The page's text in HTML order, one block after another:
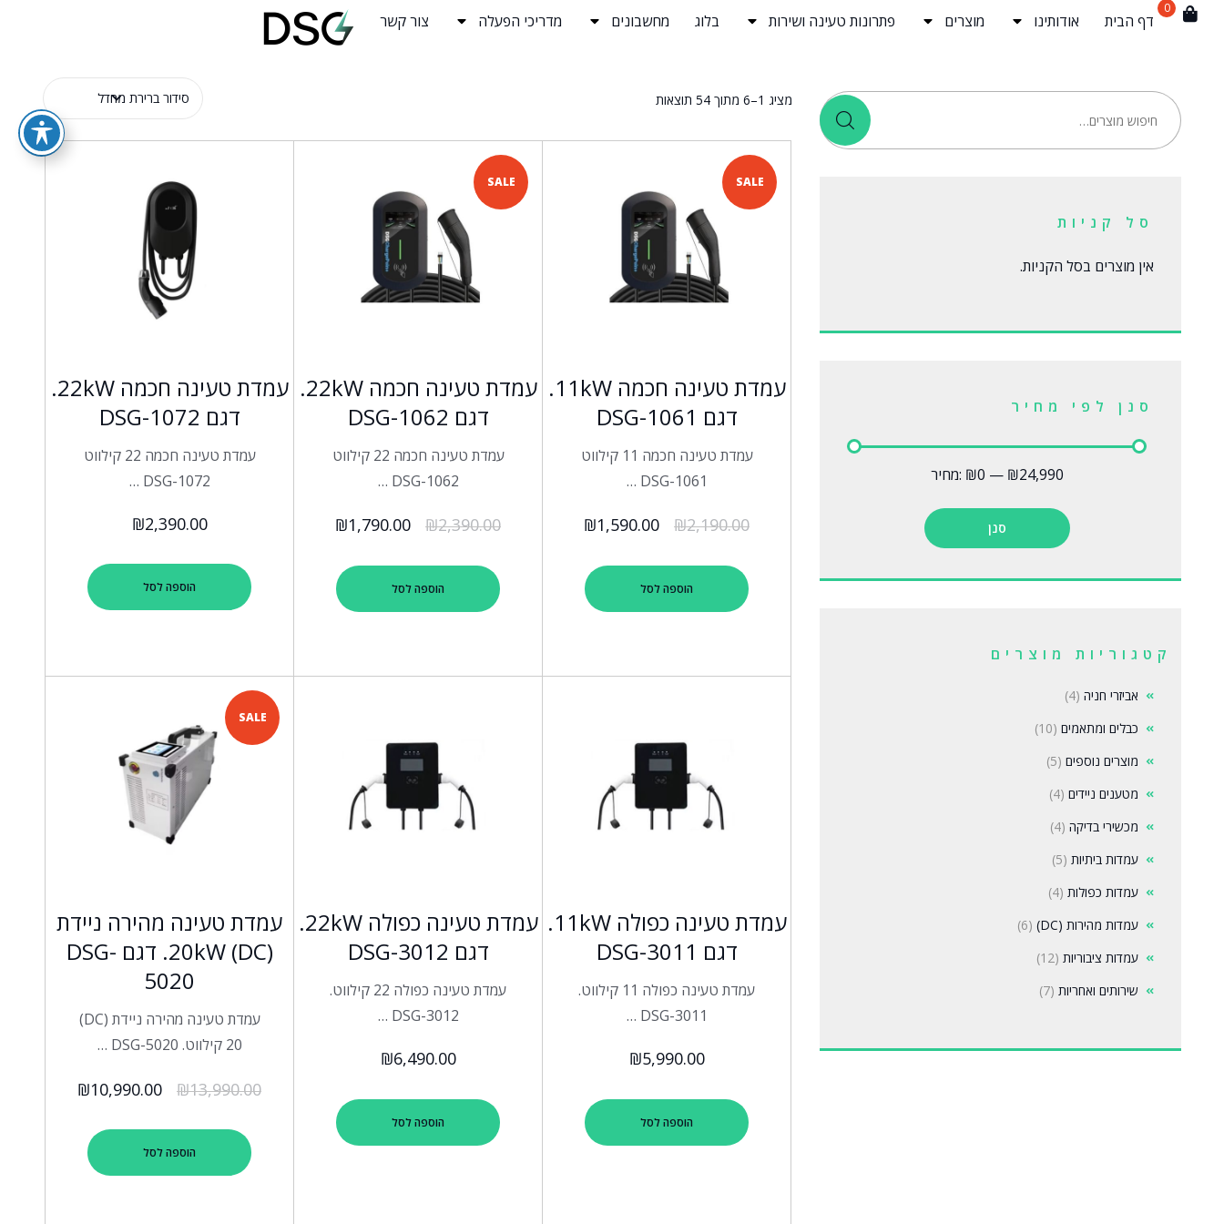
0
דף הבית אודותינו מוצרים פתרונות טעינה ושירות בלוג מחשבונים מדריכי הפעלה צור קשר
מציג 1–6 מתוך 54 תוצאות
SALE
עמדת טעינה חכמה 11kW.
דגם DSG-1061
עמדת טעינה חכמה 11 קילווט
DSG-1061 …
₪2,190.00
₪1,590.00
הוספה לסל
SALE
עמדת טעינה חכמה 22kW.
דגם DSG-1062
עמדת טעינה חכמה 22 קילווט
DSG-1062 …
₪2,390.00
₪1,790.00
הוספה לסל
עמדת טעינה חכמה 22kW.
דגם DSG-1072
עמדת טעינה חכמה 22 קילווט
DSG-1072 …
₪2,390.00
הוספה לסל
עמדת טעינה כפולה 11kW.
דגם DSG-3011
עמדת טעינה כפולה 11 קילווט.
DSG-3011 …
₪5,990.00
הוספה לסל
עמדת טעינה כפולה 22kW.
דגם DSG-3012
עמדת טעינה כפולה 22 קילווט.
DSG-3012 …
₪6,490.00
הוספה לסל
SALE
עמדת טעינה מהירה ניידת
(20kW (DC. דגם DSG-
5020
עמדת טעינה מהירה ניידת (DC)
20 קילווט. DSG-5020 …
₪13,990.00
₪10,990.00
הוספה לסל
סל קניות
אין מוצרים בסל הקניות.
סנן לפי מחיר
סנן
מחיר: ₪0 — ₪24,990
קטגוריות מוצרים
אביזרי חניה (4)
כבלים ומתאמים (10)
מוצרים נוספים (5)
מטענים ניידים (4)
מכשירי בדיקה (4)
עמדות ביתיות (5)
עמדות כפולות (4)
עמדות מהירות (DC)
(6)
עמדות ציבוריות (12)
שירותים ואחריות (7)